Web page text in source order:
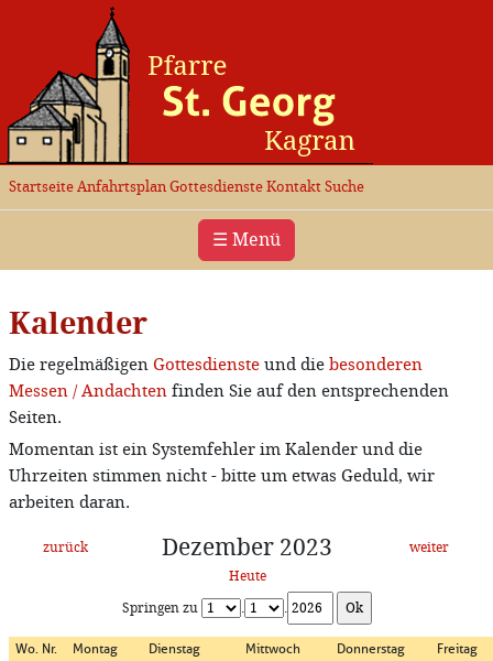
Startseite Anfahrtsplan Gottesdienste Kontakt Suche
☰ Menü
Kalender
Die regelmäßigen Gottesdienste und die besonderen
Messen / Andachten finden Sie auf den entsprechenden
Seiten.
Momentan ist ein Systemfehler im Kalender und die
Uhrzeiten stimmen nicht - bitte um etwas Geduld, wir
arbeiten daran.
zurück Dezember 2023
weiter
Heute
Springen zu . .
Wo. Nr. Montag Dienstag Mittwoch Donnerstag Freitag